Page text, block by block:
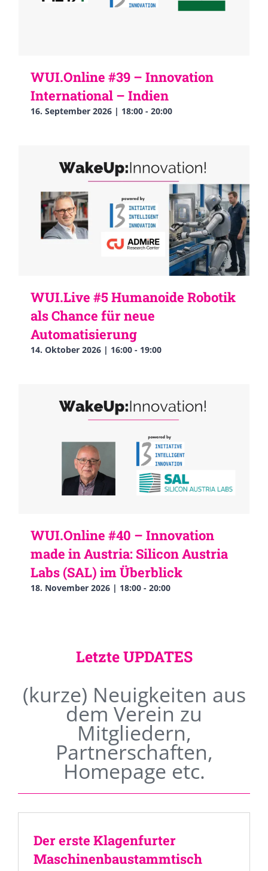
WUI.Online #39 – Innovation
International – Indien
16. September 2026 | 18:00 - 20:00
WUI.Live #5 Humanoide Robotik
als Chance für neue
Automatisierung
14. Oktober 2026 | 16:00 - 19:00
WUI.Online #40 – Innovation
made in Austria: Silicon Austria
Labs (SAL) im Überblick
18. November 2026 | 18:00 - 20:00
Letzte UPDATES
(kurze) Neuigkeiten aus
dem Verein zu
Mitgliedern,
Partnerschaften,
Homepage etc.
Der erste Klagenfurter
Maschinenbaustammtisch